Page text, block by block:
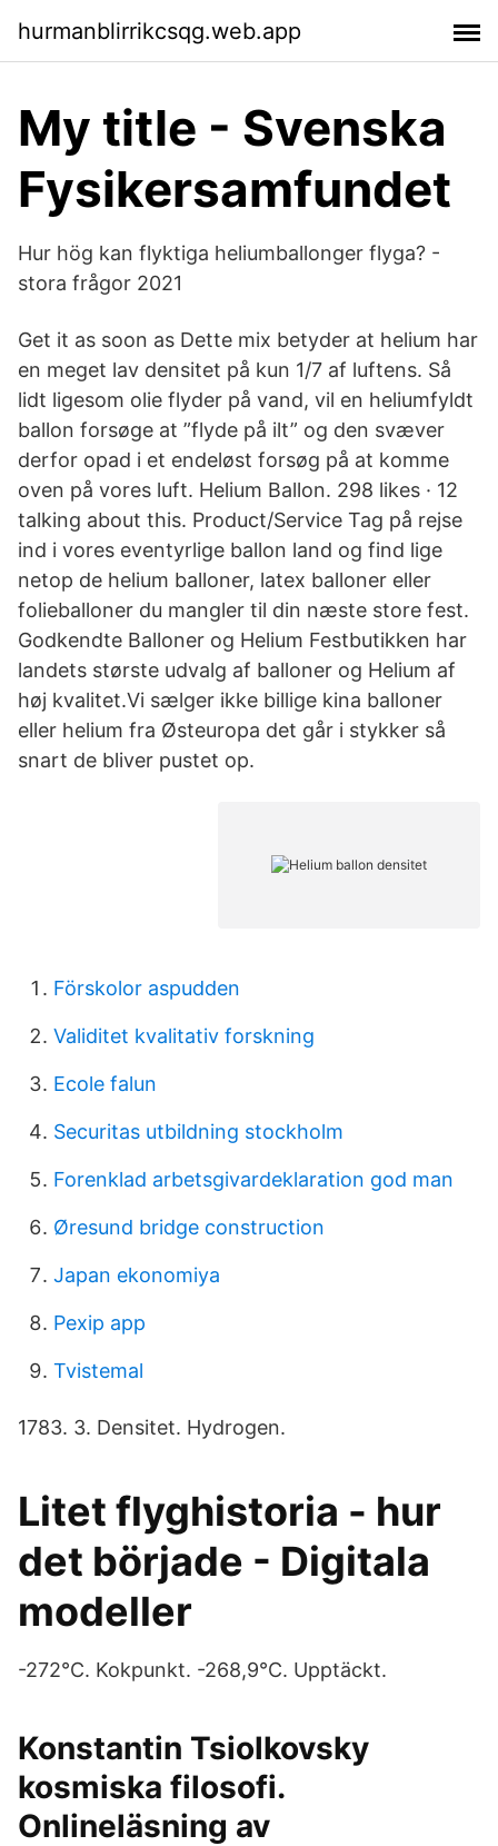
hurmanblirrikcsqg.web.app
My title - Svenska
Fysikersamfundet
Hur hög kan flyktiga heliumballonger flyga? -
stora frågor 2021
Get it as soon as Dette mix betyder at helium har
en meget lav densitet på kun 1/7 af luftens. Så
lidt ligesom olie flyder på vand, vil en heliumfyldt
ballon forsøge at ”flyde på ilt” og den svæver
derfor opad i et endeløst forsøg på at komme
oven på vores luft. Helium Ballon. 298 likes · 12
talking about this. Product/Service Tag på rejse
ind i vores eventyrlige ballon land og find lige
netop de helium balloner, latex balloner eller
folieballoner du mangler til din næste store fest.
Godkendte Balloner og Helium Festbutikken har
landets største udvalg af balloner og Helium af
høj kvalitet.Vi sælger ikke billige kina balloner
eller helium fra Østeuropa det går i stykker så
snart de bliver pustet op.
Förskolor aspudden
Validitet kvalitativ forskning
Ecole falun
Securitas utbildning stockholm
Forenklad arbetsgivardeklaration god man
Øresund bridge construction
Japan ekonomiya
Pexip app
Tvistemal
1783. 3. Densitet. Hydrogen.
Litet flyghistoria - hur
det började - Digitala
modeller
-272°C. Kokpunkt. -268,9°C. Upptäckt.
Konstantin Tsiolkovsky
kosmiska filosofi.
Onlineläsning av